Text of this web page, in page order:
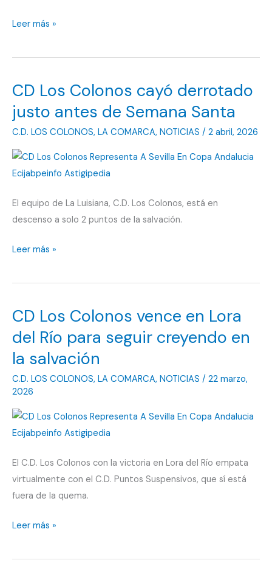
CD
Colonos
juega
la
permanencia
en
la
última
Leer más »
CD Los Colonos cayó derrotado
justo antes de Semana Santa
C.D. LOS COLONOS, LA COMARCA, NOTICIAS / 2 abril, 2026
El equipo de La Luisiana, C.D. Los Colonos, está en
descenso a solo 2 puntos de la salvación.
CD
Colonos
derrotado
justo
de
Semana
Santa
Leer más »
CD Los Colonos vence en Lora
del Río para seguir creyendo en
la salvación
C.D. LOS COLONOS, LA COMARCA, NOTICIAS / 22 marzo,
2026
El C.D. Los Colonos con la victoria en Lora del Río empata
virtualmente con el C.D. Puntos Suspensivos, que sí está
fuera de la quema.
CD
Colonos
Leer más »